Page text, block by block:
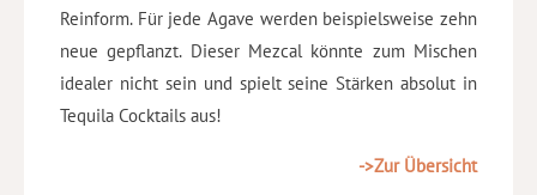
Reinform. Für jede Agave werden beispielsweise zehn
neue gepflanzt. Dieser Mezcal könnte zum Mischen
idealer nicht sein und spielt seine Stärken absolut in
Tequila Cocktails aus!
->Zur Übersicht